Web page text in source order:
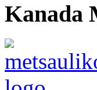
Kanada